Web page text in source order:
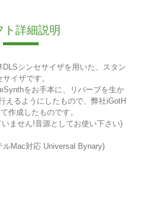
ト詳細説明
シンセサイザを用いた、スタン
イザです。
をお手本に、リバーブを生か
えるようにしたもので、弊社iGotH
作成したものです。
ません!音源としてお使い下さい)
Mac対応 Universal Bynary)